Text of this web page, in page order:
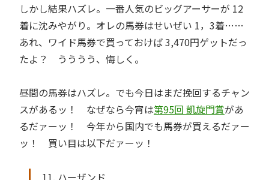
しかし結果ハズレ。一番人気のビッグアーサーが 12
着に沈みやがり。オレの馬券はせいぜい 1，3着……
あれ、ワイド馬券で買っておけば 3,470円ゲットだっ
たよ？ うううう、悔しく。
昼間の馬券はハズレ。でも今日はまだ挽回するチャン
スがあるッ！ なぜなら今宵は第95回 凱旋門賞があ
るだァーッ！ 今年から国内でも馬券が買えるだァー
ッ！ 買い目は以下だァーッ！
11. ハーザンド